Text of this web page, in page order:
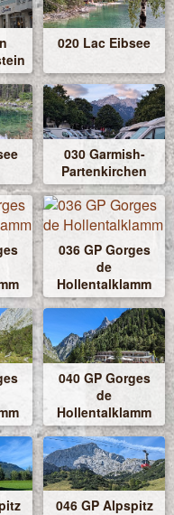
020 Lac Eibsee
030 Garmish-
Partenkirchen
036 GP Gorges
de
Hollentalklamm
040 GP Gorges
de
Hollentalklamm
046 GP Alpspitz